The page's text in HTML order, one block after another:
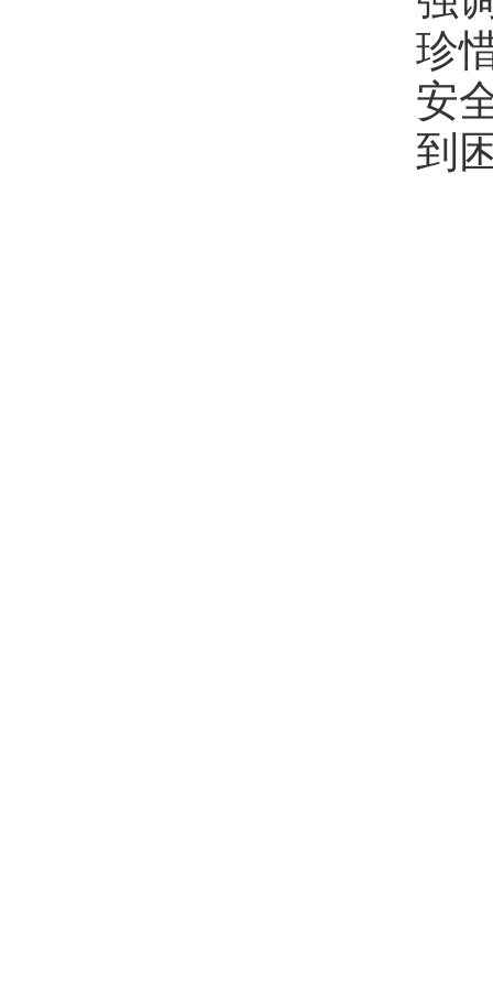
珍
安
到